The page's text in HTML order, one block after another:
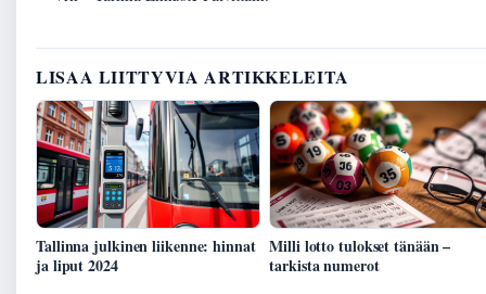
LISAA LIITTYVIA ARTIKKELEITA
Tallinna julkinen liikenne: hinnat
ja liput 2024
Milli lotto tulokset tänään –
tarkista numerot